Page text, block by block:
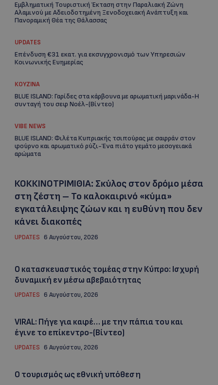
Εμβληματική Τουριστική Έκταση στην Παραλιακή Ζώνη
Αλαμινού με Αδειοδοτημένη Ξενοδοχειακή Ανάπτυξη και
Πανοραμική Θέα της Θάλασσας
UPDATES
Επένδυση €31 εκατ. για εκσυγχρονισμό των Υπηρεσιών
Κοινωνικής Ευημερίας
ΚΟΥΖΙΝΑ
BLUE ISLAND: Γαρίδες στα κάρβουνα με αρωματική μαρινάδα-Η
συνταγή του σεφ Νοέλ-(Βίντεο)
VIBE NEWS
BLUE ISLAND: Φιλέτα Κυπριακής τσιπούρας με σαφράν στον
φούρνο και αρωματικό ρύζι-Ένα πιάτο γεμάτο μεσογειακά
αρώματα
ΚΟΚΚΙΝΟΤΡΙΜΙΘΙΑ: Σκύλος στον δρόμο μέσα
στη ζέστη – Το καλοκαιρινό «κύμα»
εγκατάλειψης ζώων και η ευθύνη που δεν
κάνει διακοπές
UPDATES 6 Αυγούστου, 2026
Ο κατασκευαστικός τομέας στην Κύπρο: Ισχυρή
δυναμική εν μέσω αβεβαιότητας
UPDATES 6 Αυγούστου, 2026
VIRAL: Πήγε για καφέ… με την πάπια του και
έγινε το επίκεντρο-(Βίντεο)
UPDATES 6 Αυγούστου, 2026
Ο τουρισμός ως εθνική υπόθεση